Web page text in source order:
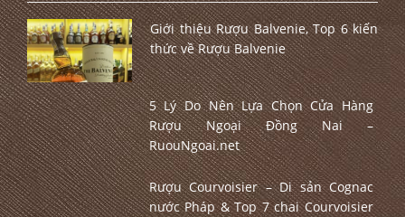
Giới thiệu Rượu Balvenie, Top 6 kiến
thức về Rượu Balvenie
5 Lý Do Nên Lựa Chọn Cửa Hàng
Rượu Ngoại Đồng Nai –
RuouNgoai.net
Rượu Courvoisier – Di sản Cognac
nước Pháp & Top 7 chai Courvoisier